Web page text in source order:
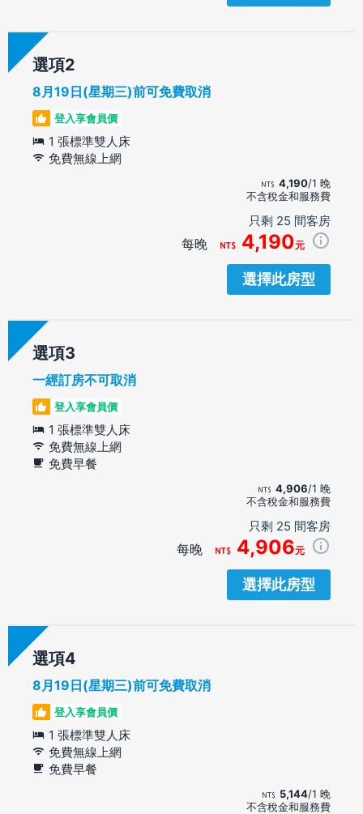
選項
8月19日(星期三)前可免費取消
登入享會員價
1 張標準雙人床
免費無線上網
4,190/1 晚
不含稅金和服務費
只剩 25 間客房
每晚 4,190元
選擇此房型
選項
一經訂房不可取消
登入享會員價
1 張標準雙人床
免費無線上網
免費早餐
4,906/1 晚
不含稅金和服務費
只剩 25 間客房
每晚 4,906元
選擇此房型
選項
8月19日(星期三)前可免費取消
登入享會員價
1 張標準雙人床
免費無線上網
免費早餐
5,144/1 晚
不含稅金和服務費